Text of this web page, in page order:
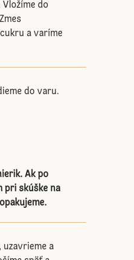
do
a varíme
do varu.
Ak po
pri skúške na
uzavrieme a